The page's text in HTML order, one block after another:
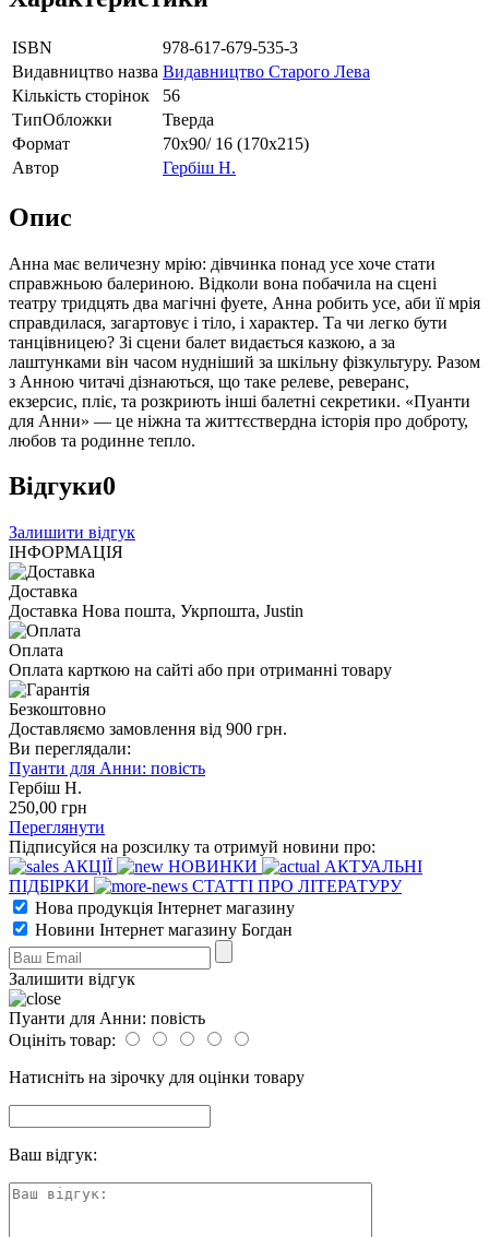
ISBN
978-617-679-535-3
Видавництво назва Видавництво Старого Лева
Кількість сторінок
56
ТипОбложки
Тверда
Формат
70х90/ 16 (170х215)
Автор
Гербіш Н.
Опис
Анна має величезну мрію: дівчинка понад усе хоче стати
справжньою балериною. Відколи вона побачила на сцені
театру тридцять два магічні фуете, Анна робить усе, аби її мрія
справдилася, загартовує і тіло, і характер. Та чи легко бути
танцівницею? Зі сцени балет видається казкою, а за
лаштунками він часом нудніший за шкільну фізкультуру. Разом
з Анною читачі дізнаються, що таке релеве, реверанс,
екзерсис, пліє, та розкриють інші балетні секретики. «Пуанти
для Анни» — це ніжна та життєствердна історія про доброту,
любов та родинне тепло.
Відгуки0
Залишити відгук
ІНФОРМАЦІЯ
Доставка
Доставка Нова пошта, Укрпошта, Justin
Оплата
Оплата карткою на сайті або при отриманні товару
Безкоштовно
Доставляємо замовлення від 900 грн.
Ви переглядали:
Пуанти для Анни: повість
Гербіш Н.
250,00 грн
Переглянути
Підписуйся на розсилку та отримуй новини про:
АКЦІЇ
НОВИНКИ
АКТУАЛЬНІ
ПІДБІРКИ
СТАТТІ ПРО ЛІТЕРАТУРУ
Нова продукція Інтернет магазину
Новини Інтернет магазину Богдан
Залишити відгук
Пуанти для Анни: повість
Оцініть товар:
Натисніть на зірочку для оцінки товару
Ваш відгук: